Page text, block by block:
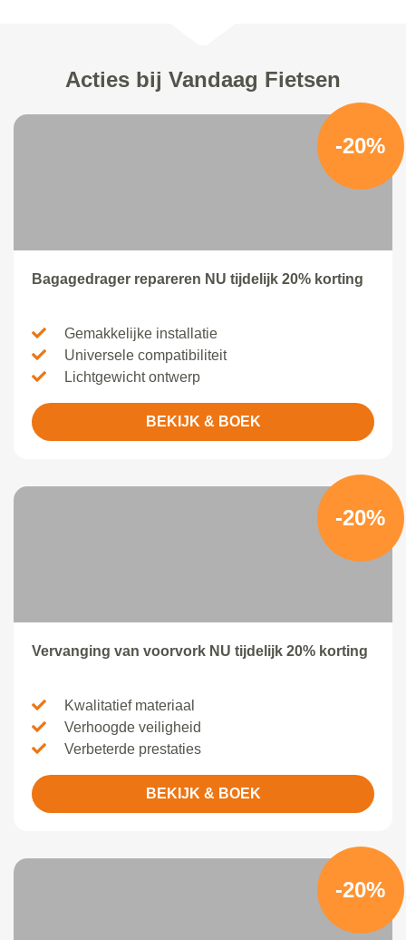
Acties bij Vandaag Fietsen
-20%
Bagagedrager repareren NU tijdelijk 20% korting
Gemakkelijke installatie
Universele compatibiliteit
Lichtgewicht ontwerp
BEKIJK & BOEK
-20%
Vervanging van voorvork NU tijdelijk 20% korting
Kwalitatief materiaal
Verhoogde veiligheid
Verbeterde prestaties
BEKIJK & BOEK
-20%